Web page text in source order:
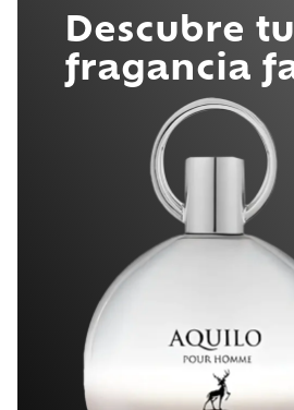
Descubre
fragancia